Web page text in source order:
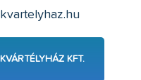
kvartelyhaz.hu
KVÁRTÉLYHÁZ KFT.